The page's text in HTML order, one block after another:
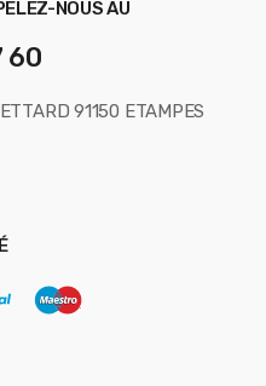
NOUS AU
60
91150 ETAMPES